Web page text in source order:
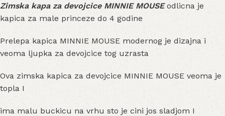
Zimska kapa za devojcice MINNIE MOUSEodlicna je
kapica za male princeze do 4 godine
Prelepa kapica MINNIE MOUSE modernog je dizajna i
veoma ljupka za devojcice tog uzrasta
Ova zimska kapica za devojcice MINNIE MOUSE veoma je
topla I
ima malu buckicu na vrhu sto je cini jos sladjom I